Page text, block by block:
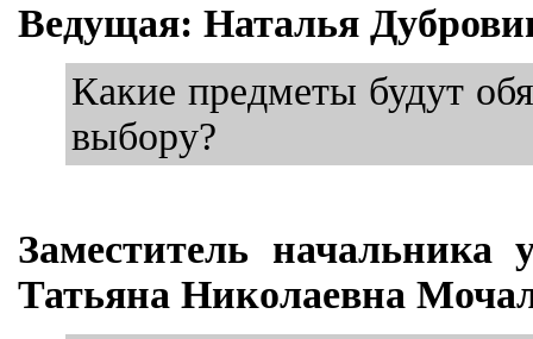
Ведущая: Наталья
Какие предметы будут
выбору?
Заместитель начальника
Татьяна Николаевна